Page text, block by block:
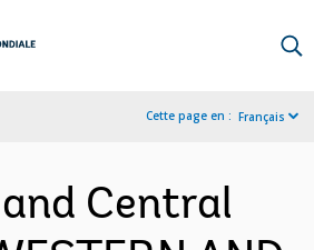
Cette page en : Français
Central